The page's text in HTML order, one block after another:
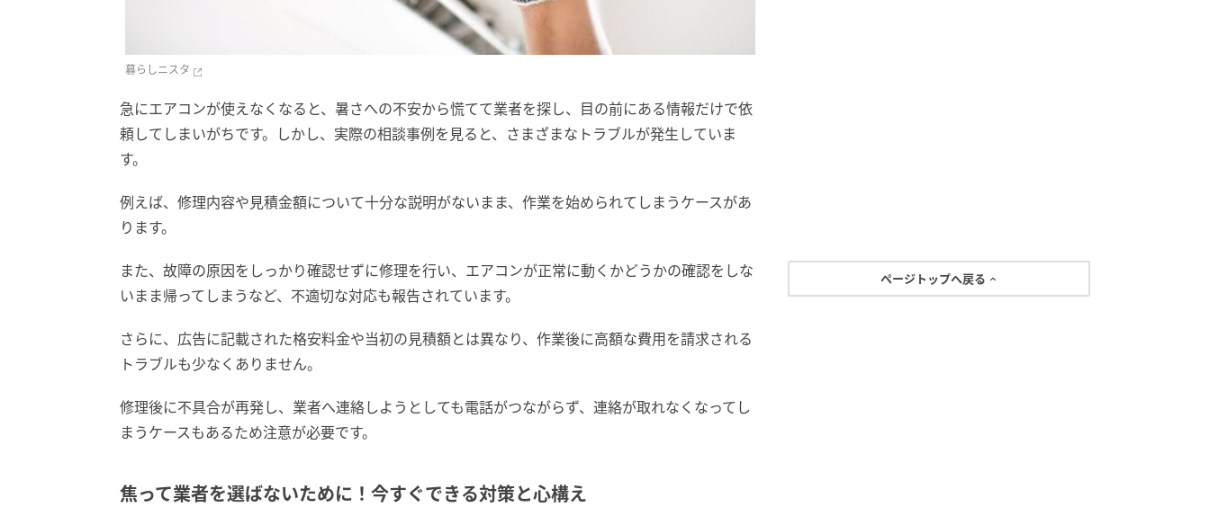
暮らしニスタ
急にエアコンが使えなくなると、暑さへの不安から慌てて業者を探し、目の前にある情報だけで依
頼してしまいがちです。しかし、実際の相談事例を見ると、さまざまなトラブルが発生していま
す。
例えば、修理内容や見積金額について十分な説明がないまま、作業を始められてしまうケースがあ
ります。
また、故障の原因をしっかり確認せずに修理を行い、エアコンが正常に動くかどうかの確認をしな
いまま帰ってしまうなど、不適切な対応も報告されています。
さらに、広告に記載された格安料金や当初の見積額とは異なり、作業後に高額な費用を請求される
トラブルも少なくありません。
修理後に不具合が再発し、業者へ連絡しようとしても電話がつながらず、連絡が取れなくなってし
まうケースもあるため注意が必要です。
焦って業者を選ばないために！今すぐできる対策と心構え
ページトップへ戻る